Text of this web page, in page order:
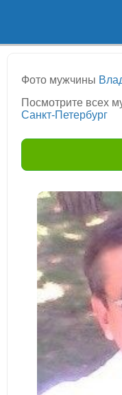
Фото мужчины
Посмотрите всех
Санкт-Петербург